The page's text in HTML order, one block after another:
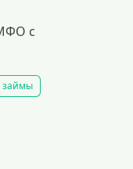
с
займы